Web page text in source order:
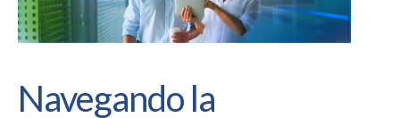
Navegando la